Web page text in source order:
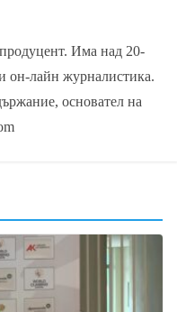
Има над 20-
он-лайн журналистика.
основател на